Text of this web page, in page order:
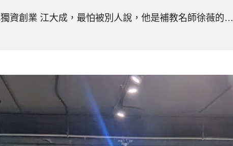
資創業 江大成，最怕被別人說，他是補教名師徐薇的…